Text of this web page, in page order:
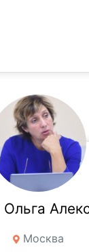
Ольга
Москва